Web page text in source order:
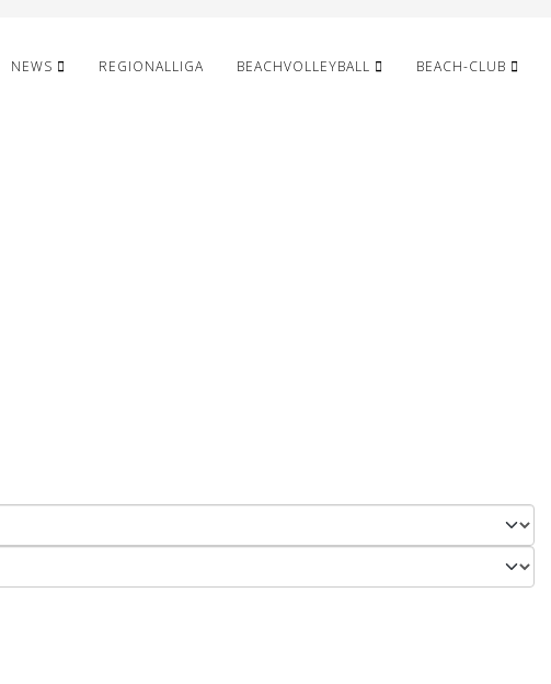
NEWS REGIONALLIGA BEACHVOLLEYBALL BEACH-CLUB